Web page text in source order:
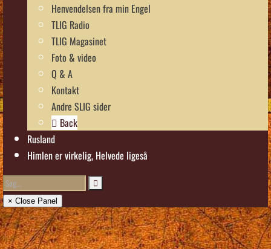
Henvendelsen fra min Engel
TLIG Radio
TLIG Magasinet
Foto & video
Q & A
Kontakt
Andre SLIG sider
Back
Rusland
Himlen er virkelig, Helvede ligeså
× Close Panel